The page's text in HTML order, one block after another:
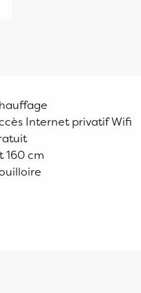
Internet privatif Wifi
160 cm